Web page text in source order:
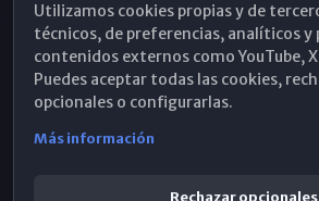
Hemeroteca
WhatsApp
Utilizamos cookies propias y de
técnicos, de preferencias, analíticos
contenidos externos como YouTube,
Puedes aceptar todas las cookies,
opcionales o configurarlas.
Más información
Rechazar opcionales